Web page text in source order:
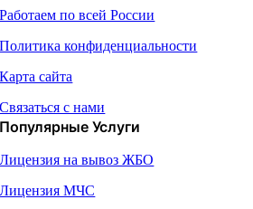
Работаем по всей России
Политика конфиденциальности
Карта сайта
Связаться с нами
Популярные Услуги
Лицензия на вывоз ЖБО
Лицензия МЧС